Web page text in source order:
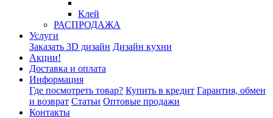
Клей
РАСПРОДАЖА
Услуги
Заказать 3D дизайн Дизайн кухни
Акции!
Доставка и оплата
Информация
Где посмотреть товар? Купить в кредит Гарантия, обмен
и возврат Статьи Оптовые продажи
Контакты